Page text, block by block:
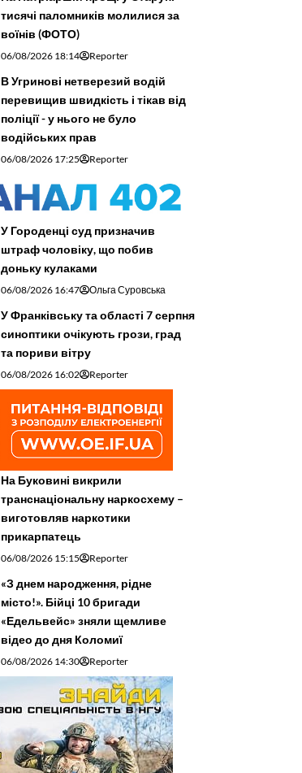
тисячі паломників молилися за
воїнів (ФОТО)
06/08/2026 18:14 Reporter
В Угринові нетверезий водій
перевищив швидкість і тікав від
поліції - у нього не було
водійських прав
06/08/2026 17:25 Reporter
У Городенці суд призначив
штраф чоловіку, що побив
доньку кулаками
06/08/2026 16:47 Ольга Суровська
У Франківську та області 7 серпня
синоптики очікують грози, град
та пориви вітру
06/08/2026 16:02 Reporter
На Буковині викрили
транснаціональну наркосхему –
виготовляв наркотики
прикарпатець
06/08/2026 15:15 Reporter
«З днем народження, рідне
місто!». Бійці 10 бригади
«Едельвейс» зняли щемливе
відео до дня Коломиї
06/08/2026 14:30 Reporter